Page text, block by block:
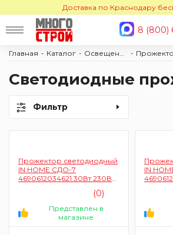
Доставка по Краснодару
8 (800)
Главная Каталог
Светодиодные
Фильтр
Прожектор светодиодный
IN HOME СДО-7
4690612034621 30Вт 230В
(0)
Представлен в
магазине
IN